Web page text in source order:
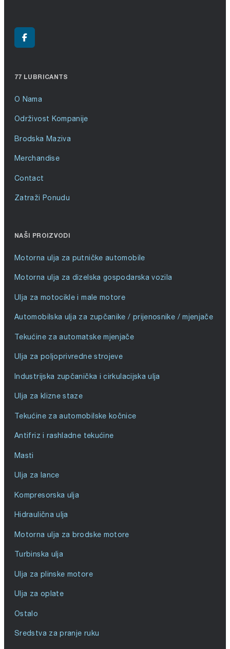
77 LUBRICANTS
O Nama
Održivost Kompanije
Brodska Maziva
Merchandise
Contact
Zatraži Ponudu
NAŠI PROIZVODI
Motorna ulja za putničke automobile
Motorna ulja za dizelska gospodarska vozila
Ulja za motocikle i male motore
Automobilska ulja za zupčanike / prijenosnike / mjenjače
Tekućine za automatske mjenjače
Ulja za poljoprivredne strojeve
Industrijska zupčanička i cirkulacijska ulja
Ulja za klizne staze
Tekućine za automobilske kočnice
Antifriz i rashladne tekućine
Masti
Ulja za lance
Kompresorska ulja
Hidraulična ulja
Motorna ulja za brodske motore
Turbinska ulja
Ulja za plinske motore
Ulja za oplate
Ostalo
Sredstva za pranje ruku